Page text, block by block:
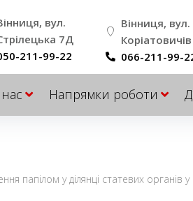
вул.
7Д
211-99-22
Вінниця, вул.
066-211-99-
Напрямки роботи
папілом у ділянці статевих органів